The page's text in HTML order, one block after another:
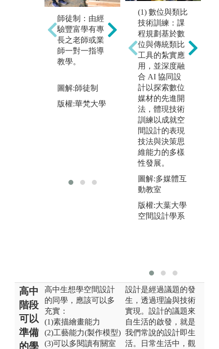
師徒制：由經
驗豐富學有專
長之老師或業
師一對一指導
教學。
圖解:師徒制
版權:華梵大學
實作法：透過
親身體驗、動
手做、與業界
實習，來確保
與驗證學習成
果。
圖解:實作法
版權:華梵大學
(1) 數位與類比
技術訓練：課
程規劃基於數
位與傳統類比
工具的紮實應
用，並深度融
合 AI 協同設
計以探索數位
媒材的先進開
法，體現技術
訓練以成就空
間設計的表現
技法與決策思
維能力的多樣
性發展。
圖解:多媒體互
動教室
版權:大葉大學
空間設計學系
高中
階段
可以
準備
的學
高中生想學空間設計
的同學，應該可以多
充實：
(1)素描繪畫能力
(2)工藝能力(製作模型)
(3)可以多閱讀有關室
設計是經過議題的發
生，透過理論與技術
實現。設計的議題來
自生活的啟發，就是
我們常說的設計即生
活。日常生活中，觀